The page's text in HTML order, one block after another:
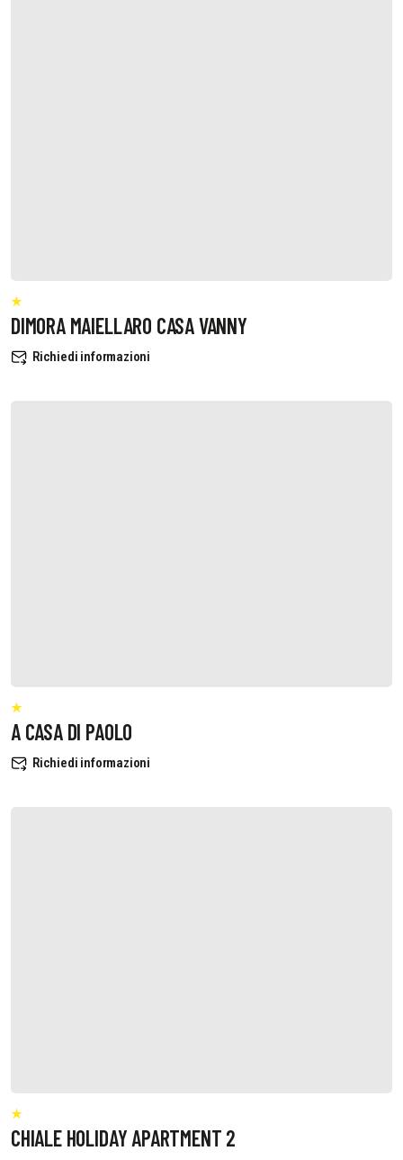
DIMORA MAIELLARO CASA VANNY
Richiedi informazioni
A CASA DI PAOLO
Richiedi informazioni
CHIALE HOLIDAY APARTMENT 2